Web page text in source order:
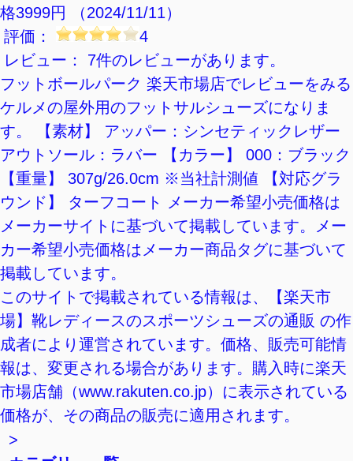
格3999円 （2024/11/11）
評価：
4
レビュー： 7件のレビューがあります。
フットボールパーク 楽天市場店でレビューをみる
ケルメの屋外用のフットサルシューズになりま
す。 【素材】 アッパー：シンセティックレザー
アウトソール：ラバー 【カラー】 000：ブラック
【重量】 307g/26.0cm ※当社計測値 【対応グラ
ウンド】 ターフコート メーカー希望小売価格は
メーカーサイトに基づいて掲載しています。メー
カー希望小売価格はメーカー商品タグに基づいて
掲載しています。
このサイトで掲載されている情報は、【楽天市
場】靴レディースのスポーツシューズの通販 の作
成者により運営されています。価格、販売可能情
報は、変更される場合があります。購入時に楽天
市場店舗（www.rakuten.co.jp）に表示されている
価格が、その商品の販売に適用されます。
>